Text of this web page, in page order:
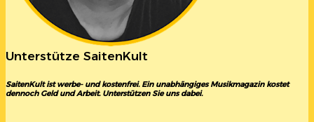
Unterstütze SaitenKult
SaitenKult ist werbe- und kostenfrei. Ein unabhängiges Musikmagazin kostet
dennoch Geld und Arbeit. Unterstützen Sie uns dabei.